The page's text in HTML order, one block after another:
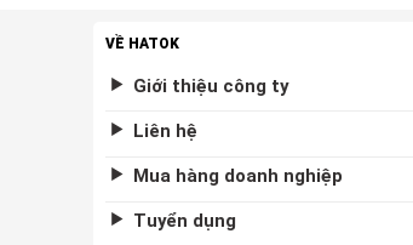
VỀ HATOK
Giới thiệu công ty
Liên hệ
Mua hàng doanh nghiệp
Tuyển dụng